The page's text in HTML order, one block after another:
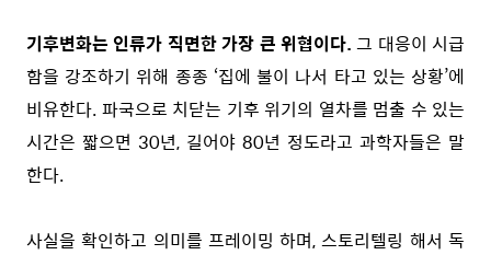
기후변화는 인류가 직면한 가장 큰 위협이다.그 대응이 시급
함을 강조하기 위해 종종 ‘집에 불이 나서 타고 있는 상황’에
비유한다. 파국으로 치닫는 기후 위기의 열차를 멈출 수 있는
시간은 짧으면 30년, 길어야 80년 정도라고 과학자들은 말
한다.
사실을 확인하고 의미를 프레이밍 하며, 스토리텔링 해서 독